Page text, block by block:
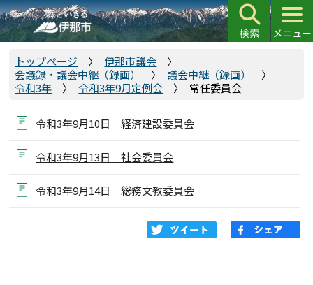
こ
の
ペ
トップページ
伊那市議会
会議録・議会中継（録画）
議会中継（録画）
令和3年
令和3年9月定例会 常任委員会
令和3年9月10日 経済建設委員会
令和3年9月13日 社会委員会
令和3年9月14日 総務文教委員会